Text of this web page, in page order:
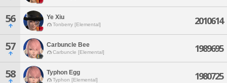
56 Ye Xiu
Tonberry [Elemental] 2010614
57 Carbuncle Bee
Carbuncle [Elemental] 1989695
58 Typhon Egg
Typhon [Elemental] 1980725